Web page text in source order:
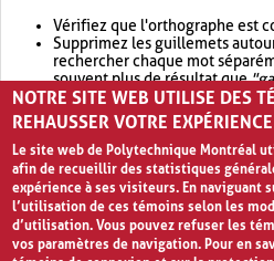
Vérifiez que l'orthographe est
Supprimez les guillemets
rechercher chaque mot
souvent plus de résultat que
Envisagez d'élargir votre
retournera souvent plus de
NOTRE SITE WEB UTILISE DES
REHAUSSER VOTRE
Le site web de Polytechnique Montréal
afin de recueillir des statistiques
expérience à ses visiteurs. En naviguant
l’utilisation de ces témoins selon les
d’utilisation. Vous pouvez refuser les
vos paramètres de navigation. Pour en